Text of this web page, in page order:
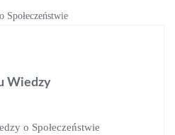
Wiedzy
o Społeczeństwie